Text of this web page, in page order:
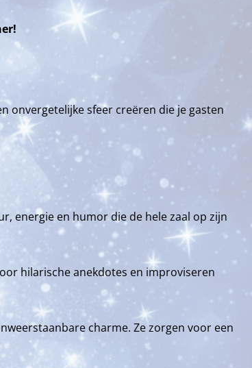
onvergetelijke sfeer creëren die je gasten
energie en humor die de hele zaal op zijn
hilarische anekdotes en improviseren
charme. Ze zorgen voor een